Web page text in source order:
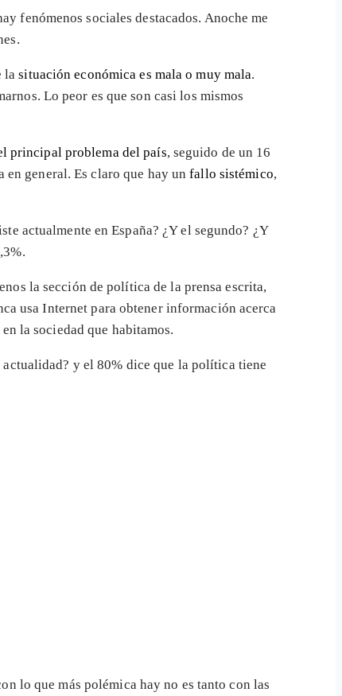
fenómenos sociales destacados. Anoche me
lasituación económica es mala o muy mala.
Lo peor es que son casi los mismos
principal problema del país, seguido de un 16
en general. Es claro que hay un fallo sistémico,
actualmente en España? ¿Y el segundo? ¿Y
la sección de política de la prensa escrita,
usa Internet para obtener información acerca
la sociedad que habitamos.
y el 80% dice que la política tiene
lo que más polémica hay no es tanto con las